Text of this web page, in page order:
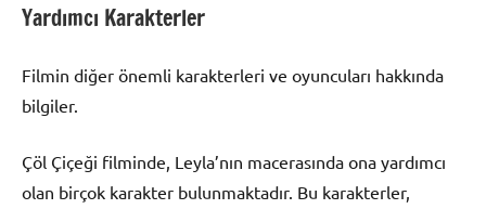
Yardımcı Karakterler
Filmin diğer önemli karakterleri ve oyuncuları hakkında
bilgiler.
Çöl Çiçeği filminde, Leyla’nın macerasında ona yardımcı
olan birçok karakter bulunmaktadır. Bu karakterler,